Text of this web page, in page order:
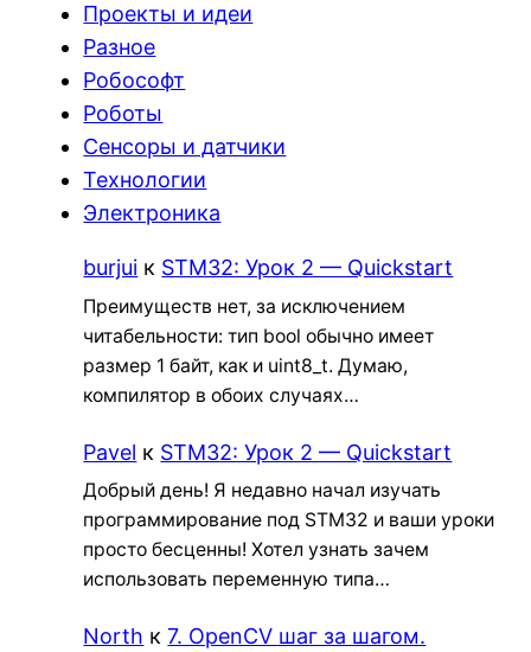
Проекты и идеи
Разное
Робософт
Роботы
Сенсоры и датчики
Технологии
Электроника
burjui к STM32: Урок 2 — Quickstart
Преимуществ нет, за исключением
читабельности: тип bool обычно имеет
размер 1 байт, как и uint8_t. Думаю,
компилятор в обоих случаях…
Pavel к STM32: Урок 2 — Quickstart
Добрый день! Я недавно начал изучать
программирование под STM32 и ваши уроки
просто бесценны! Хотел узнать зачем
использовать переменную типа…
North к7. OpenCV шаг за шагом.